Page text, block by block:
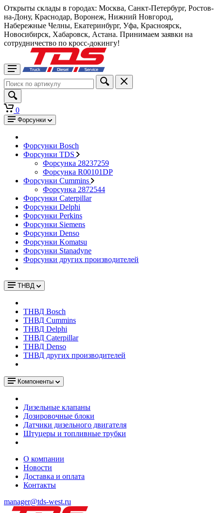
Открыты склады в городах: Москва, Санкт-Петербург, Ростов-
на-Дону, Краснодар, Воронеж, Нижний Новгород,
Набережные Челны, Екатеринбург, Уфа, Красноярск,
Новосибирск, Хабаровск, Астана. Принимаем заявки на
сотрудничество по кросс-докингу!
0
Форсунки
Форсунки Bosch
Форсунки TDS
Форсунка 28237259
Форсунка R00101DP
Форсунки Cummins
Форсунка 2872544
Форсунки Caterpillar
Форсунки Delphi
Форсунки Perkins
Форсунки Siemens
Форсунки Denso
Форсунки Komatsu
Форсунки Stanadyne
Форсунки других производителей
ТНВД
ТНВД Bosch
ТНВД Cummins
ТНВД Delphi
ТНВД Caterpillar
ТНВД Denso
ТНВД других производителей
Компоненты
Дизельные клапаны
Дозировочные блоки
Датчики дизельного двигателя
Штуцеры и топливные трубки
О компании
Новости
Доставка и оплата
Контакты
manager@tds-west.ru